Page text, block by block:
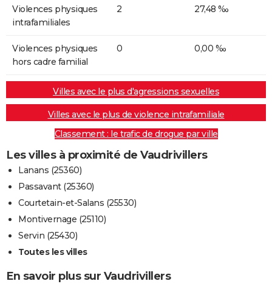
Violences physiques
intrafamiliales
2 27,48 ‰
Violences physiques
hors cadre familial
0 0,00 ‰
Villes avec le plus d'agressions sexuelles
Villes avec le plus de violence intrafamiliale
Classement : le trafic de drogue par ville
Les villes à proximité de Vaudrivillers
Lanans (25360)
Passavant (25360)
Courtetain-et-Salans (25530)
Montivernage (25110)
Servin (25430)
Toutes les villes
En savoir plus sur Vaudrivillers